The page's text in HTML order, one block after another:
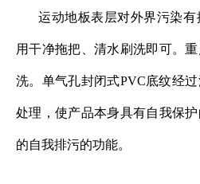
运动地板表层对外界污染有
用干净拖把、清水刷洗即可。
洗。单气孔封闭式PVC底纹经
处理，使产品本身具有自我保
的自我排污的功能。